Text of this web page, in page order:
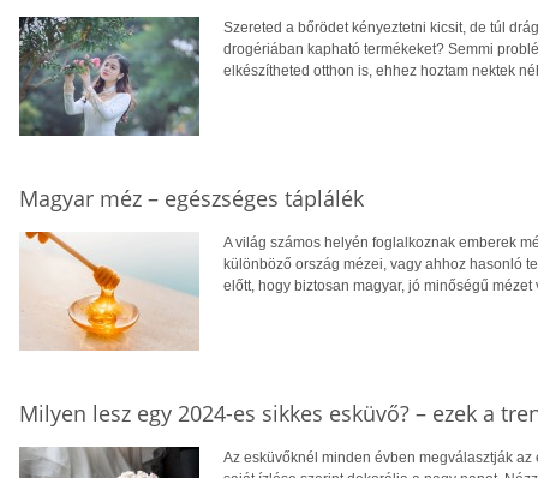
Szereted a bőrödet kényeztetni kicsit, de túl
drogériában kapható termékeket? Semmi
elkészítheted otthon is, ehhez hoztam nektek
Magyar méz – egészséges táplálék
A világ számos helyén foglalkoznak emberek
különböző ország mézei, vagy ahhoz hasonló
előtt, hogy biztosan magyar, jó minőségű mézet
Milyen lesz egy 2024-es sikkes esküvő? – ezek a
Az esküvőknél minden évben megválasztják